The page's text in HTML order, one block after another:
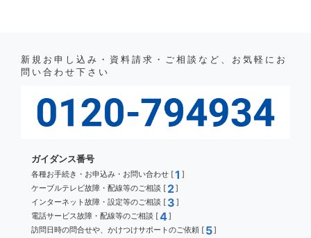
新規お申し込み・資料請求・ご相談など、お気軽にお
問い合わせ下さい
ガイダンス番号
各種お手続き・お申込み・お問い合わせ [1 ]
ケーブルテレビ故障・配線等のご相談 [ 2]
インターネット故障・設定等のご相談 [ 3 ]
電話サービス故障・配線等のご相談 [4]
訪問日時の問合せや、かけつけサポートのご依頼 [ 5]